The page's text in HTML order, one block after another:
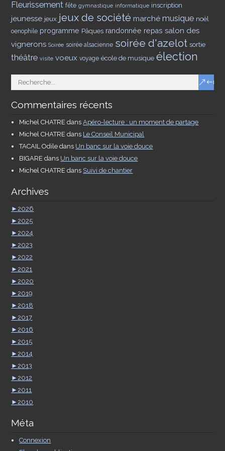
Fleurissement fête gymnastique informatique inscription
jeunesse jeux jeux de société marché musique noël
oenophile programme Pâques randonnée repas salon des
vignerons Soirée soirée alsacienne soirée d'azelot sortie
théâtre visite voeux voyage école de musique élection
Commentaires récents
Michel CHATRE dansApéro-lecture : un moment de partage
Michel CHATRE dans Le Conseil Municipal
TACAIL Odile dans Un banc sur la voie douce
BIGARE dans Un banc sur la voie douce
Michel CHATRE dans Suivi de chantier
Archives
►2026
►2025
►2024
►2023
►2022
►2021
►2020
►2019
►2018
►2017
►2016
►2015
►2014
►2013
►2012
►2011
►2010
Méta
Connexion